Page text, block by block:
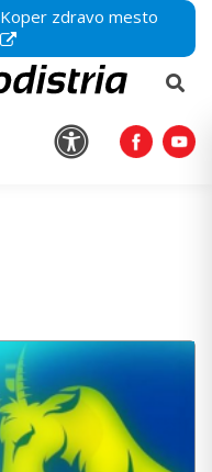
Koper zdravo mesto